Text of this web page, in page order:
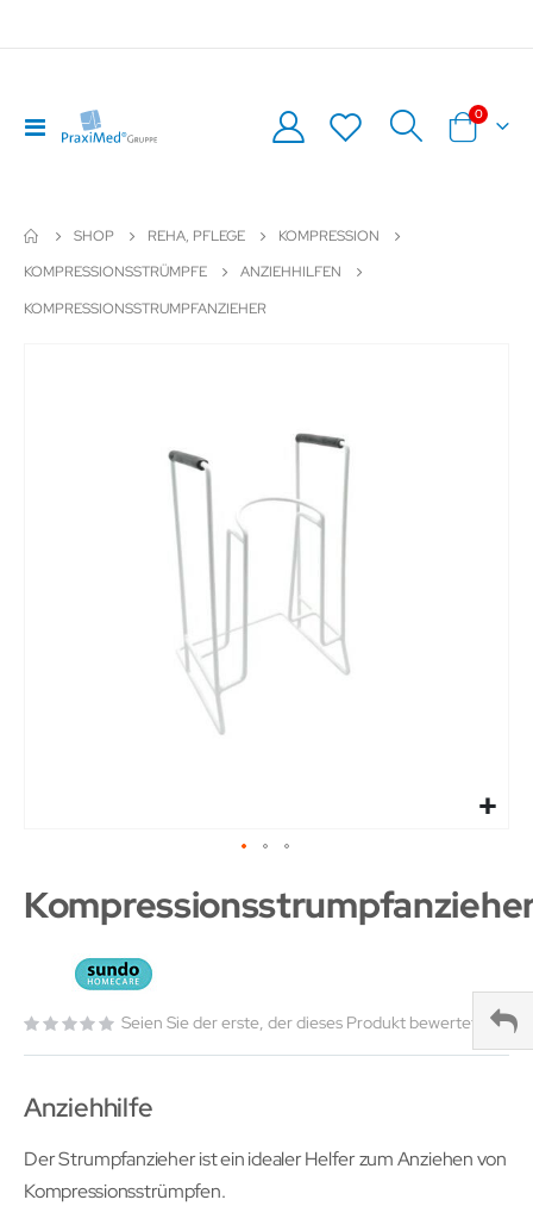
Navigation
umschalten
Warenkorb
0Artikel
SHOP REHA, PFLEGE
KOMPRESSION
KOMPRESSIONSSTRÜMPFE
ANZIEHHILFEN
KOMPRESSIONSSTRUMPFANZIEHER
Seien Sie der erste, der dieses Produkt bewertet
Anziehhilfe
Der Strumpfanzieher ist ein idealer Helfer zum Anziehen von
Kompressionsstrümpfen.